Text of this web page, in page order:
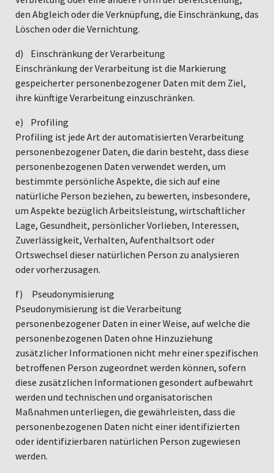
den Abgleich oder die Verknüpfung, die Einschränkung, das
Löschen oder die Vernichtung.
d) Einschränkung der Verarbeitung
Einschränkung der Verarbeitung ist die Markierung
gespeicherter personenbezogener Daten mit dem Ziel,
ihre künftige Verarbeitung einzuschränken.
e) Profiling
Profiling ist jede Art der automatisierten Verarbeitung
personenbezogener Daten, die darin besteht, dass diese
personenbezogenen Daten verwendet werden, um
bestimmte persönliche Aspekte, die sich auf eine
natürliche Person beziehen, zu bewerten, insbesondere,
um Aspekte bezüglich Arbeitsleistung, wirtschaftlicher
Lage, Gesundheit, persönlicher Vorlieben, Interessen,
Zuverlässigkeit, Verhalten, Aufenthaltsort oder
Ortswechsel dieser natürlichen Person zu analysieren
oder vorherzusagen.
f) Pseudonymisierung
Pseudonymisierung ist die Verarbeitung
personenbezogener Daten in einer Weise, auf welche die
personenbezogenen Daten ohne Hinzuziehung
zusätzlicher Informationen nicht mehr einer spezifischen
betroffenen Person zugeordnet werden können, sofern
diese zusätzlichen Informationen gesondert aufbewahrt
werden und technischen und organisatorischen
Maßnahmen unterliegen, die gewährleisten, dass die
personenbezogenen Daten nicht einer identifizierten
oder identifizierbaren natürlichen Person zugewiesen
werden.